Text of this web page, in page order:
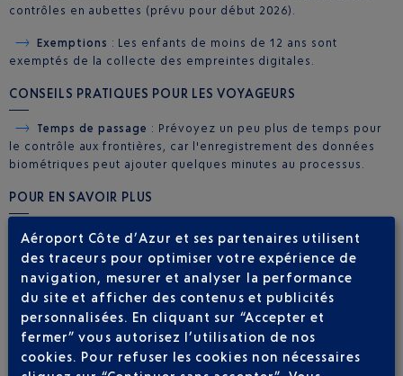
contrôles en aubettes (prévu pour début 2026).
Exemptions : Les enfants de moins de 12 ans sont
exemptés de la collecte des empreintes digitales.
CONSEILS PRATIQUES POUR LES VOYAGEURS
Temps de passage : Prévoyez un peu plus de temps pour
le contrôle aux frontières, car l'enregistrement des données
biométriques peut ajouter quelques minutes au processus.
POUR EN SAVOIR PLUS
Site officiel de l'EES – Commission européenne
Informations pratiques sur le site du Ministère de
l'Intérieur français
Aéroport Côte d’Azur et ses partenaires utilisent
des traceurs pour optimiser votre expérience de
navigation, mesurer et analyser la performance
du site et afficher des contenus et publicités
personnalisées. En cliquant sur “Accepter et
fermer” vous autorisez l’utilisation de nos
cookies. Pour refuser les cookies non nécessaires